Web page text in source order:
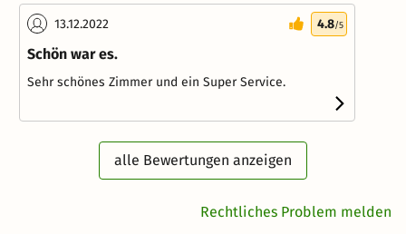
13.12.2022 4.8/5
Schön war es.
Sehr schönes Zimmer und ein Super Service.
alle Bewertungen anzeigen
Rechtliches Problem melden